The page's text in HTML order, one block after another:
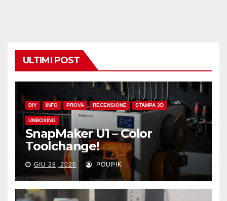
ULTIMI POST
DIY INFO PROVA RECENSIONE STAMPA 3D
UNBOXING
SnapMaker U1 – Color
Toolchange!
GIU 28, 2026 POUPIK